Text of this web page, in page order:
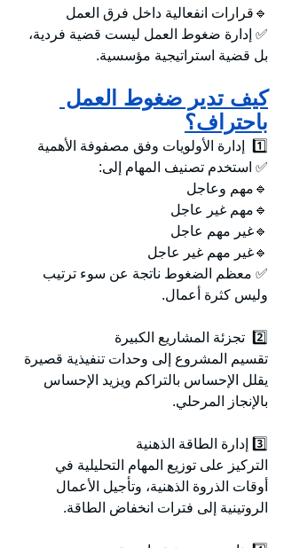
🔹قرارات انفعالية داخل فرق العمل
✅ إدارة ضغوط العمل ليست قضية فردية،
بل قضية استراتيجية مؤسسية.
كيف تدير ضغوط العمل
باحتراف؟
1️⃣  إدارة الأولويات وفق مصفوفة الأهمية
✅ استخدم تصنيف المهام إلى:
🔹مهم وعاجل
🔹مهم غير عاجل
🔹غير مهم عاجل
🔹غير مهم غير عاجل
✅ معظم الضغوط ناتجة عن سوء ترتيب
وليس كثرة أعمال.
2️⃣  تجزئة المشاريع الكبيرة
تقسيم المشروع إلى وحدات تنفيذية قصيرة
يقلل الإحساس بالتراكم ويزيد الإحساس
بالإنجاز المرحلي.
3️⃣ إدارة الطاقة الذهنية
التركيز على توزيع المهام التحليلية في
أوقات الذروة الذهنية، وتأجيل الأعمال
الروتينية إلى فترات انخفاض الطاقة.